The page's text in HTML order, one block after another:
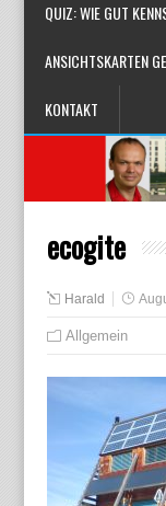
QUIZ: WIE GUT
ANSICHTSKARTEN
KONTAKT
ecogite
Harald
Allgemein